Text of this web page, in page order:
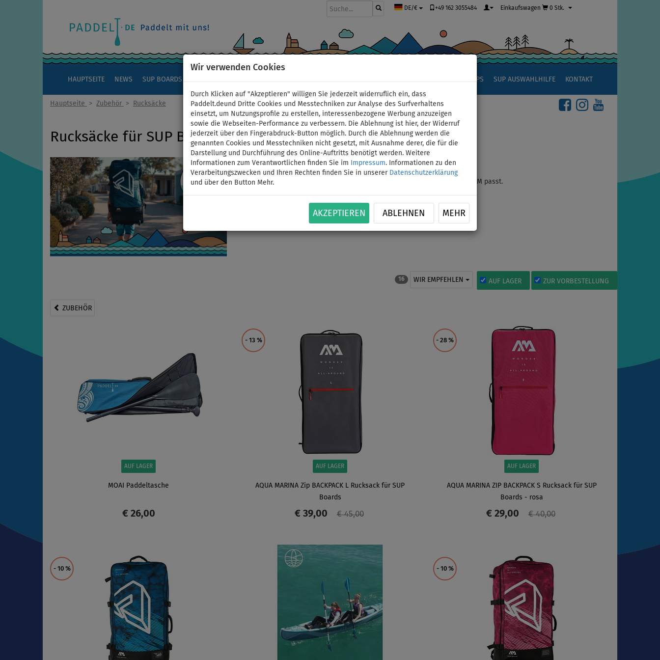
Wir verwenden Cookies
Durch Klicken auf "Akzeptieren" willigen Sie jederzeit widerruflich ein, dass
Paddelt.deund Dritte Cookies und Messtechniken zur Analyse des Surfverhaltens
einsetzt, um Nutzungsprofile zu erstellen, interessenbezogene Werbung anzuzeigen
sowie die Webseiten-Performance zu verbessern. Die Ablehnung ist hier, der Widerruf
jederzeit über den Fingerabdruck-Button möglich. Durch die Ablehnung werden die
genannten Cookies und Messtechniken nicht gesetzt, mit Ausnahme derer, die für die
Darstellung und Durchführung des Online-Auftritts benötigt werden. Weitere
Informationen zum Verantwortlichen finden Sie im
Impressum. Informationen zu den
Verarbeitungszwecken und Ihren Rechten finden Sie in unserer Datenschutzerklärung
und über den Button Mehr.
AKZEPTIEREN ABLEHNEN MEHR
DE/€ +49 162 3055484 Einkaufswagen 0 Stk.
HAUPTSEITE NEWS SUP BOARDS SUP TIPPS SUP AUSWAHLHILFE KONTAKT
Hauptseite > Zubehör > Rucksäcke
Rucksäcke für SUP Boards
Was alles passt in den 90-Liter-Rucksack?
Wir zeigen Ihnen, was alles in den 90-Liter-Rucksack AQUA MARINA PREMIUM passt.
16 WIR EMPFEHLEN AUF LAGER ZUR VORBESTELLUNG
ZUBEHÖR
AUF LAGER
MOAI Paddeltasche
€ 26,00
- 13 %
AUF LAGER
AQUA MARINA Zip BACKPACK L Rucksack für SUP
Boards
€ 39,00 € 45,00
ANZEIGEN
- 28 %
AUF LAGER
AQUA MARINA ZIP BACKPACK S Rucksack für SUP
Boards - rosa
€ 29,00 € 40,00
- 10 % - 10 %